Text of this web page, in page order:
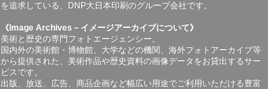
を追求している、DNP大日本印刷のグループ会社です。
《Image Archives－イメージアーカイブについて》
美術と歴史の専門フォトエージェンシー。
国内外の美術館・博物館、大学などの機関、海外フォトアーカイブ等
から提供された、美術作品や歴史資料の画像データをお貸出するサー
ビスです。
出版、放送、広告、商品企画など幅広い用途でご利用いただける豊富